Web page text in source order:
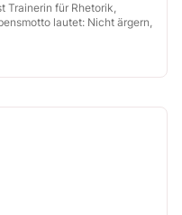
Trainerin für Rhetorik,
lautet: Nicht ärgern,